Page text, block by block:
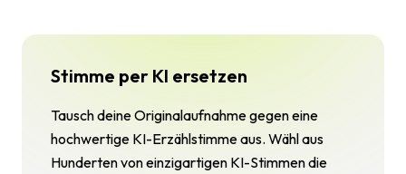
Stimme per KI ersetzen
Tausch deine Originalaufnahme gegen eine
hochwertige KI-Erzählstimme aus. Wähl aus
Hunderten von einzigartigen KI-Stimmen die